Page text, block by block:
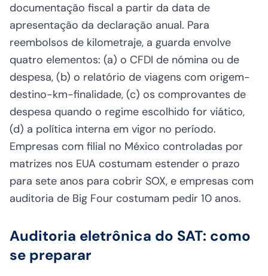
documentação fiscal a partir da data de
apresentação da declaração anual. Para
reembolsos de kilometraje, a guarda envolve
quatro elementos: (a) o CFDI de nómina ou de
despesa, (b) o relatório de viagens com origem-
destino-km-finalidade, (c) os comprovantes de
despesa quando o regime escolhido for viático,
(d) a política interna em vigor no período.
Empresas com filial no México controladas por
matrizes nos EUA costumam estender o prazo
para sete anos para cobrir SOX, e empresas com
auditoria de Big Four costumam pedir 10 anos.
Auditoria eletrônica do SAT: como
se preparar